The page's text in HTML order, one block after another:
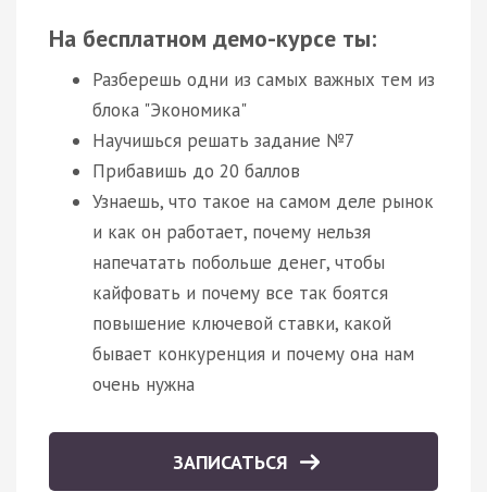
На бесплатном демо-курсе ты:
Разберешь одни из самых важных тем из
блока "Экономика"
Научишься решать задание №7
Прибавишь до 20 баллов
Узнаешь, что такое на самом деле рынок
и как он работает, почему нельзя
напечатать побольше денег, чтобы
кайфовать и почему все так боятся
повышение ключевой ставки, какой
бывает конкуренция и почему она нам
очень нужна
ЗАПИСАТЬСЯ